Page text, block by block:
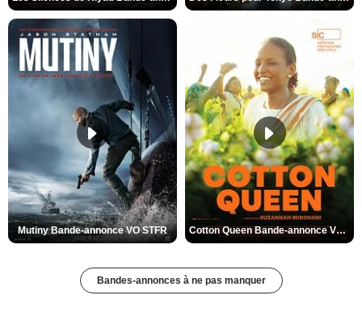
Mutiny Bande-annonce VO STFR Cotton Queen Bande-annonce VO STFR
Bandes-annonces à ne pas manquer